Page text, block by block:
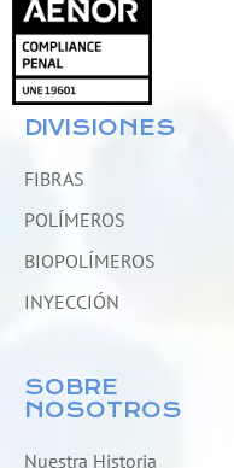
DIVISIONES
FIBRAS
POLÍMEROS
BIOPOLÍMEROS
INYECCIÓN
SOBRE
NOSOTROS
Nuestra Historia